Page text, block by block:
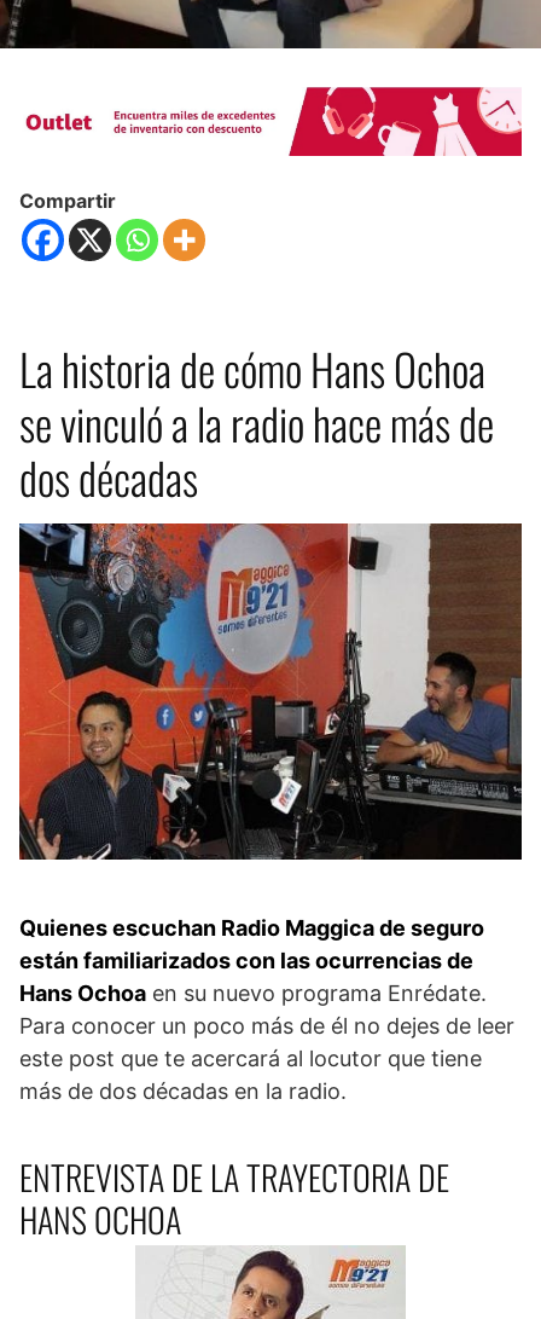
Compartir
La historia de cómo Hans Ochoa
se vinculó a la radio hace más de
dos décadas
Quienes escuchan Radio Maggica de seguro
están familiarizados con las ocurrencias de
Hans Ochoa en su nuevo programa Enrédate.
Para conocer un poco más de él no dejes de leer
este post que te acercará al locutor que tiene
más de dos décadas en la radio.
ENTREVISTA DE LA TRAYECTORIA DE
HANS OCHOA